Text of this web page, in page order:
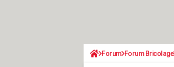
Forum Forum Bricolage